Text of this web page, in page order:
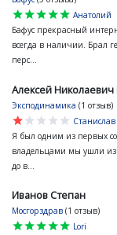
star
star
star
star
star
Анатолий
Бафус прекрасный
всегда в наличии. Брал
перс...
Алексей
Эксподинамика (1 отзыв)
star
star
star
star
star
Станислав
Я был одним из первых
владельцами мы ушли из
до в...
Иванов Степан
Мосгорздрав (1 отзыв)
star
star
star
star
star
Lori